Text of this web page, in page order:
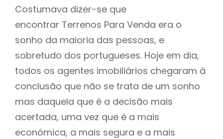
Costumava dizer-se que
encontrar Terrenos Para Venda era o
sonho da maioria das pessoas, e
sobretudo dos portugueses. Hoje em dia,
todos os agentes imobiliários chegaram à
conclusão que não se trata de um sonho
mas daquela que é a decisão mais
acertada, uma vez que é a mais
económica, a mais segura e a mais